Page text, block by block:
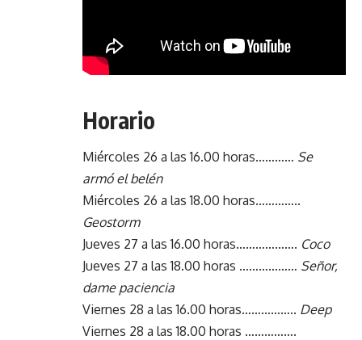
Horario
Miércoles 26 a las 16.00 horas………… Se
armó el belén
Miércoles 26 a las 18.00 horas…………..
Geostorm
Jueves 27 a las 16.00 horas………………. Coco
Jueves 27 a las 18.00 horas ……………… Señor,
dame paciencia
Viernes 28 a las 16.00 horas…………….. Deep
Viernes 28 a las 18.00 horas …………….